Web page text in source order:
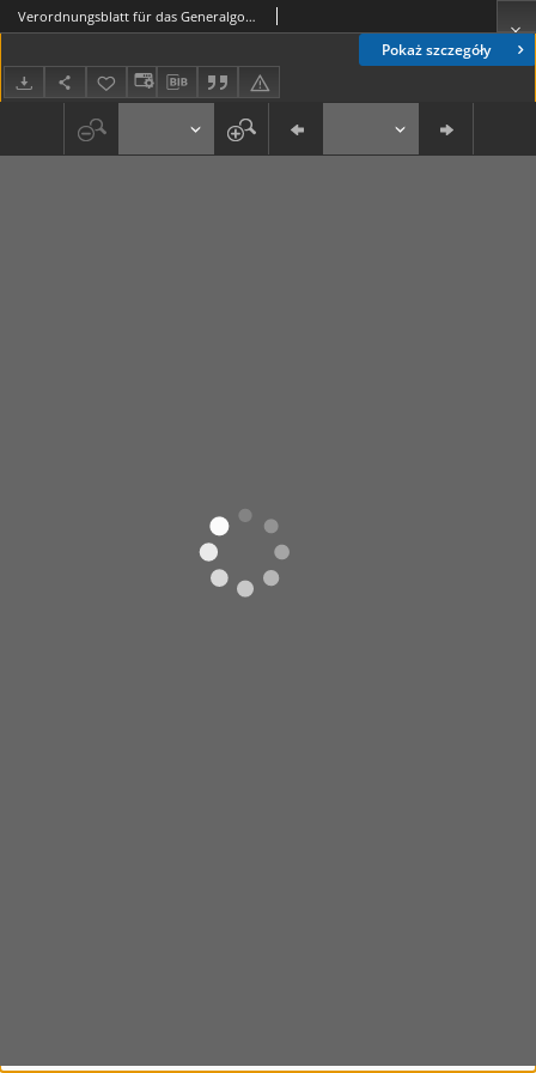
Pokaż szczegóły
Verordnungsblatt für das Generalgouvernement = Dziennik Rozporządzeń dla Generalnego Gubernatorstwa. 1941, Nr 122 (31 Dezember)